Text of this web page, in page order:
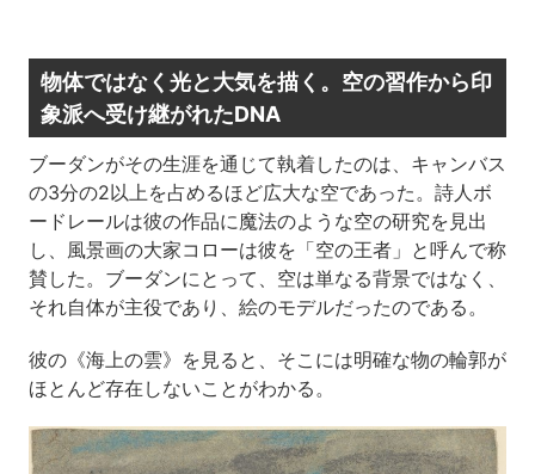
物体ではなく光と大気を描く。空の習作から印
象派へ受け継がれたDNA
ブーダンがその生涯を通じて執着したのは、キャンバス
の3分の2以上を占めるほど広大な空であった。詩人ボ
ードレールは彼の作品に魔法のような空の研究を見出
し、風景画の大家コローは彼を「空の王者」と呼んで称
賛した。ブーダンにとって、空は単なる背景ではなく、
それ自体が主役であり、絵のモデルだったのである。
彼の《海上の雲》を見ると、そこには明確な物の輪郭が
ほとんど存在しないことがわかる。